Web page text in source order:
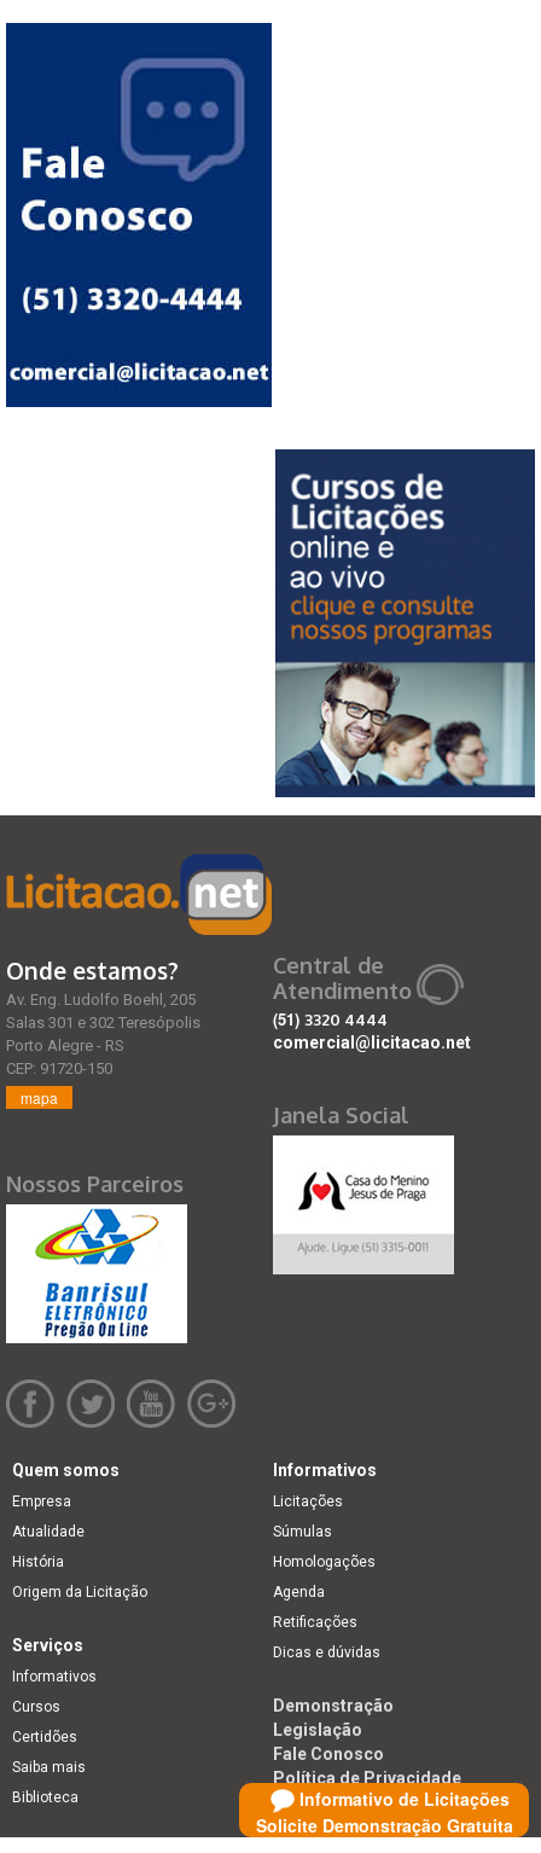
Informativo de Licitações
Solicite Demonstração Gratuita
Onde estamos?
Av. Eng. Ludolfo Boehl, 205
Salas 301 e 302 Teresópolis
Porto Alegre - RS
CEP: 91720-150
mapa
Nossos Parceiros
Central de
Atendimento
(51) 3320 4444
comercial@licitacao.net
Janela Social
Quem somos
Empresa
Atualidade
História
Origem da Licitação
Informativos
Licitações
Súmulas
Homologações
Agenda
Retificações
Dicas e dúvidas
Serviços
Informativos
Cursos
Certidões
Saiba mais
Biblioteca
Demonstração
Legislação
Fale Conosco
Política de Privacidade